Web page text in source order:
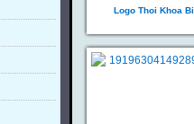
Logo Thoi Khoa